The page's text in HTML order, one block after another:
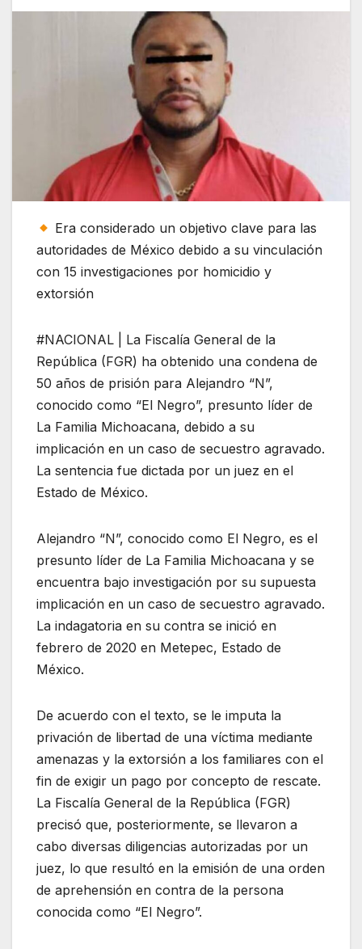
Era considerado un objetivo clave para las
autoridades de México debido a su vinculación
con 15 investigaciones por homicidio y
extorsión
#NACIONAL | La Fiscalía General de la
República (FGR) ha obtenido una condena de
50 años de prisión para Alejandro “N”,
conocido como “El Negro”, presunto líder de
La Familia Michoacana, debido a su
implicación en un caso de secuestro agravado.
La sentencia fue dictada por un juez en el
Estado de México.
Alejandro “N”, conocido como El Negro, es el
presunto líder de La Familia Michoacana y se
encuentra bajo investigación por su supuesta
implicación en un caso de secuestro agravado.
La indagatoria en su contra se inició en
febrero de 2020 en Metepec, Estado de
México.
De acuerdo con el texto, se le imputa la
privación de libertad de una víctima mediante
amenazas y la extorsión a los familiares con el
fin de exigir un pago por concepto de rescate.
La Fiscalía General de la República (FGR)
precisó que, posteriormente, se llevaron a
cabo diversas diligencias autorizadas por un
juez, lo que resultó en la emisión de una orden
de aprehensión en contra de la persona
conocida como “El Negro”.